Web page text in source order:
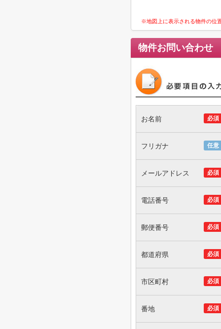
※地図上に表示される物件の位
物件お問い合わせ
必須
お名前
任意
フリガナ
必須
メールアドレス
必須
電話番号
必須
郵便番号
必須
都道府県
必須
市区町村
必須
番地